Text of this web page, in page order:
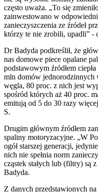
często uważa. „To się
zainwestowano w
zanieczyszczenia ze źródeł
którzy te nie zrobili, upadli” -
Dr Badyda podkreślił, że
nas domowe piece opalane
podstawowym źródłem
mln domów jednorodzinnych
węgla, 80 proc. z nich jest
spośród których aż 40 proc.
emitują od 5 do 30 razy
S.
Drugim głównym źródłem
spaliny motoryzacyjne. „W
ogół starszej generacji,
nich nie spełnia norm
cząstek stałych lub (filtry) są
Badyda.
Z danych przedstawionych